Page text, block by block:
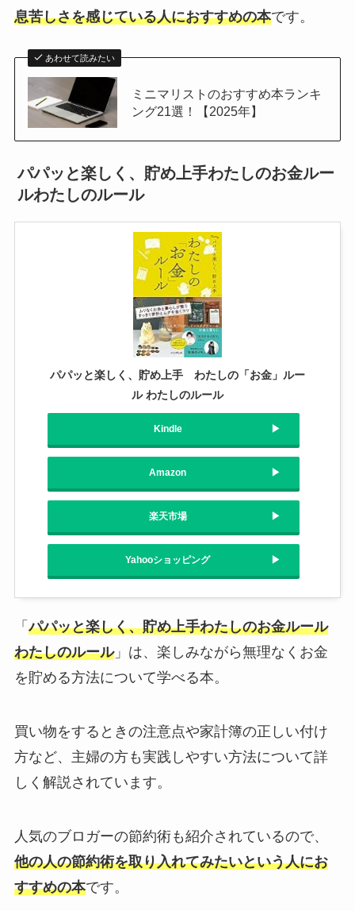
息苦しさを感じている人におすすめの本です。
あわせて読みたい
ミニマリストのおすすめ本ランキ
ング21選！【2025年】
パパッと楽しく、貯め上手わたしのお金ルー
ルわたしのルール
パパッと楽しく、貯め上手 わたしの「お金」ルー
ル わたしのルール
Kindle
Amazon
楽天市場
Yahooショッピング
「パパッと楽しく、貯め上手わたしのお金ルール
わたしのルール」は、楽しみながら無理なくお金
を貯める方法について学べる本。
買い物をするときの注意点や家計簿の正しい付け
方など、主婦の方も実践しやすい方法について詳
しく解説されています。
人気のブロガーの節約術も紹介されているので、
他の人の節約術を取り入れてみたいという人にお
すすめの本です。